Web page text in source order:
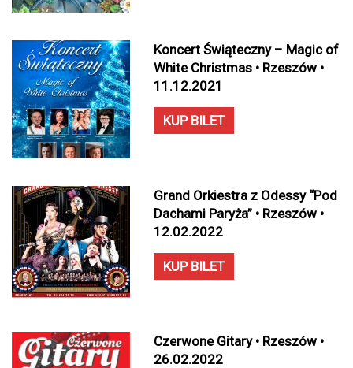
Koncert Świąteczny – Magic of
White Christmas • Rzeszów •
11.12.2021
KUP BILET
Grand Orkiestra z Odessy “Pod
Dachami Paryża” • Rzeszów •
12.02.2022
KUP BILET
Czerwone Gitary • Rzeszów •
26.02.2022